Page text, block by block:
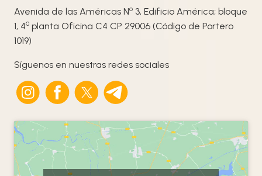
Avenida de las Américas No 3, Edificio América; bloque
1, 4ª planta Oficina C4 CP 29006 (Código de Portero
1019)
Síguenos en nuestras redes sociales